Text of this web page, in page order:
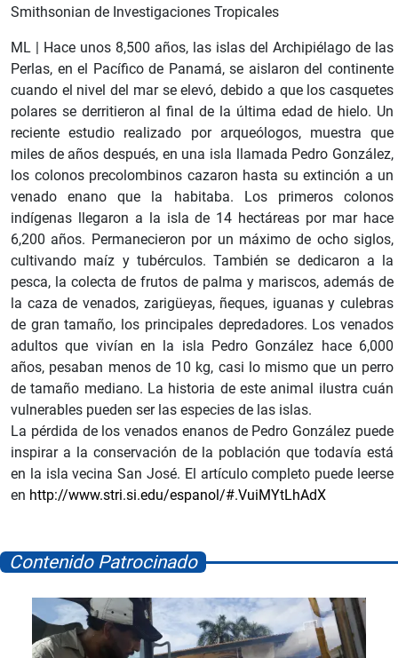
Smithsonian de Investigaciones Tropicales
ML | Hace unos 8,500 años, las islas del Archipiélago de las
Perlas, en el Pacífico de Panamá, se aislaron del continente
cuando el nivel del mar se elevó, debido a que los casquetes
polares se derritieron al final de la última edad de hielo. Un
reciente estudio realizado por arqueólogos, muestra que
miles de años después, en una isla llamada Pedro González,
los colonos precolombinos cazaron hasta su extinción a un
venado enano que la habitaba. Los primeros colonos
indígenas llegaron a la isla de 14 hectáreas por mar hace
6,200 años. Permanecieron por un máximo de ocho siglos,
cultivando maíz y tubérculos. También se dedicaron a la
pesca, la colecta de frutos de palma y mariscos, además de
la caza de venados, zarigüeyas, ñeques, iguanas y culebras
de gran tamaño, los principales depredadores. Los venados
adultos que vivían en la isla Pedro González hace 6,000
años, pesaban menos de 10 kg, casi lo mismo que un perro
de tamaño mediano. La historia de este animal ilustra cuán
vulnerables pueden ser las especies de las islas.
La pérdida de los venados enanos de Pedro González puede
inspirar a la conservación de la población que todavía está
en la isla vecina San José. El artículo completo puede leerse
en http://www.stri.si.edu/espanol/#.VuiMYtLhAdX
Contenido Patrocinado